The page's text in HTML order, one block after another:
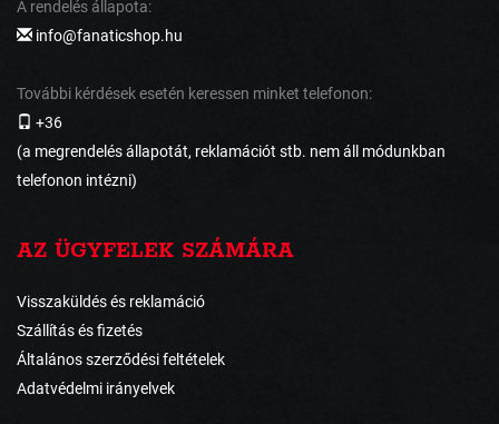
A rendelés állapota:
info@fanaticshop.hu
További kérdések esetén keressen minket telefonon:
+36
(a megrendelés állapotát, reklamációt stb. nem áll módunkban
telefonon intézni)
AZ ÜGYFELEK SZÁMÁRA
Visszaküldés és reklamáció
Szállítás és fizetés
Általános szerződési feltételek
Adatvédelmi irányelvek